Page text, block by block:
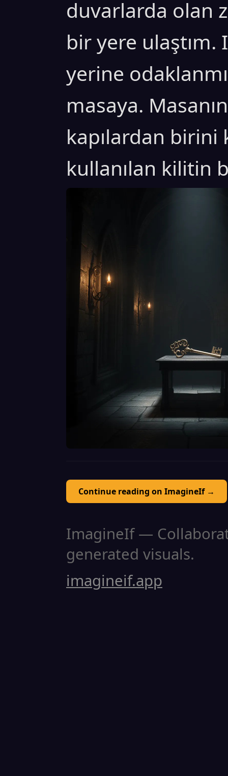
duvarlarda olan
bir yere ulaştım.
yerine
masaya.
kapılardan
kullanılan kilitin
Continue reading on ImagineIf →
ImagineIf —
generated visuals.
imagineif.app